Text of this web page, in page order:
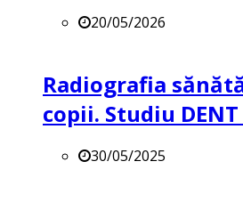
20/05/2026
Radiografia
copii. Studiu DENT
30/05/2025